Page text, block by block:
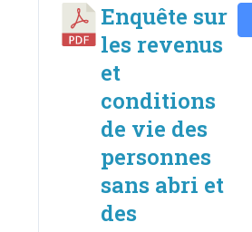
Enquête sur
les revenus
et
conditions
de vie des
personnes
sans abri et
des